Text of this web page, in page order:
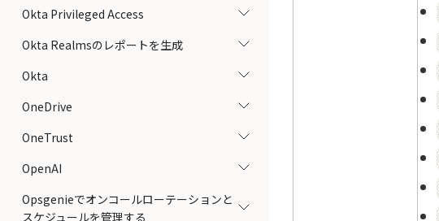
Okta Privileged Access
Okta Realmsのレポートを生成
Okta
OneDrive
OneTrust
OpenAI
Opsgenieでオンコールローテーションと
スケジュールを管理する